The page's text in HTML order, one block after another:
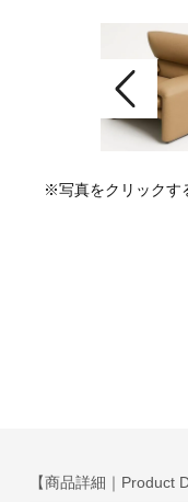
※写真をクリックす
【商品詳細｜Product